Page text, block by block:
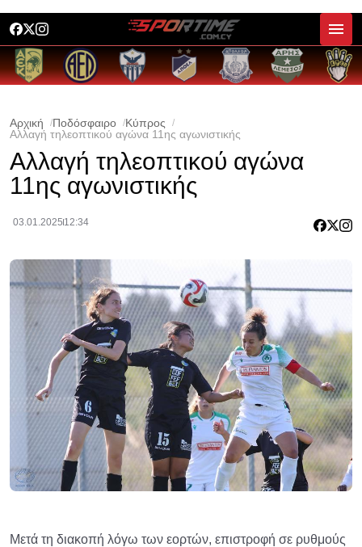
Αρχική Ποδόσφαιρο
Κύπρος
Αλλαγή τηλεοπτικού αγώνα 11ης αγωνιστικής
Αλλαγή τηλεοπτικού αγώνα
11ης αγωνιστικής
03.01.2025 12:34
Μετά τη διακοπή λόγω των εορτών, επιστροφή σε ρυθμούς